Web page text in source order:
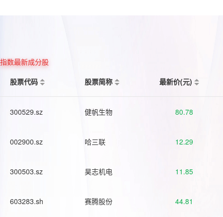
指数最新成分股
股票代码
股票简称 最新价(元)
300529.sz 健帆生物 80.78
002900.sz 哈三联 12.29
300503.sz 昊志机电 11.85
603283.sh 赛腾股份 44.81